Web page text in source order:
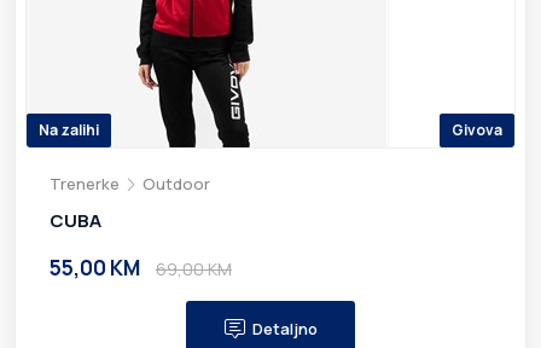
Na zalihi Givova
Trenerke Outdoor
CUBA
55,00 KM 69,00 KM
Detaljno